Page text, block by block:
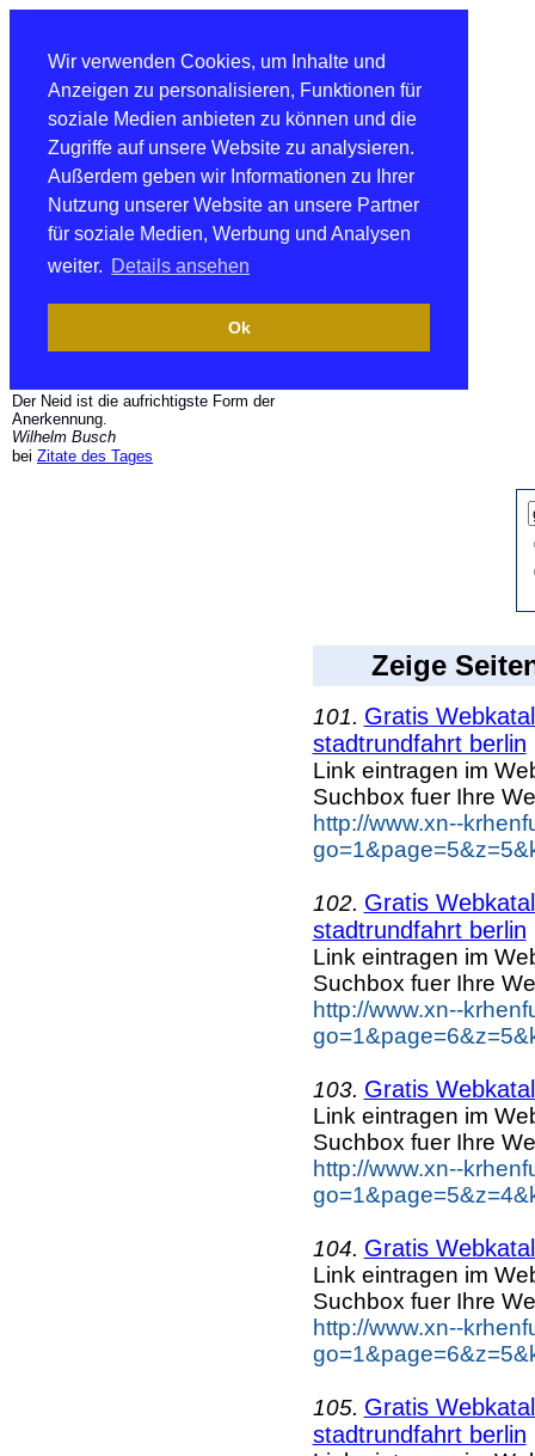
Wir verwenden Cookies, um Inhalte und
Anzeigen zu personalisieren, Funktionen für
soziale Medien anbieten zu können und die
Zugriffe auf unsere Website zu analysieren.
Außerdem geben wir Informationen zu Ihrer
Nutzung unserer Website an unsere Partner
für soziale Medien, Werbung und Analysen
weiter. Details ansehen
Ok
Der Neid ist die aufrichtigste Form der
Anerkennung.
Wilhelm Busch
bei Zitate des Tages
Zeige
101. Gratis
stadtrundfahrt berlin
Link eintragen im
Suchbox fuer Ihre
http://www.xn--
102. Gratis
stadtrundfahrt berlin
Link eintragen im
Suchbox fuer Ihre
http://www.xn--
103. Gratis
Link eintragen im
Suchbox fuer Ihre
http://www.xn--
104. Gratis
Link eintragen im
Suchbox fuer Ihre
http://www.xn--
105. Gratis
stadtrundfahrt berlin